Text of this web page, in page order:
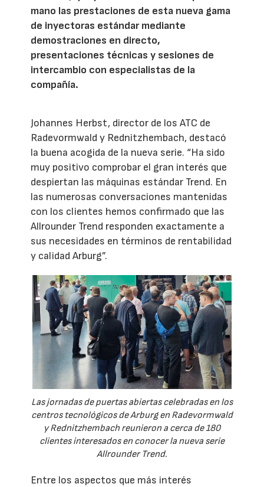
mano las prestaciones de esta nueva gama
de inyectoras estándar mediante
demostraciones en directo,
presentaciones técnicas y sesiones de
intercambio con especialistas de la
compañía.
Johannes Herbst, director de los ATC de
Radevormwald y Rednitzhembach, destacó
la buena acogida de la nueva serie. “Ha sido
muy positivo comprobar el gran interés que
despiertan las máquinas estándar Trend. En
las numerosas conversaciones mantenidas
con los clientes hemos confirmado que las
Allrounder Trend responden exactamente a
sus necesidades en términos de rentabilidad
y calidad Arburg”.
Las jornadas de puertas abiertas celebradas en los
centros tecnológicos de Arburg en Radevormwald
y Rednitzhembach reunieron a cerca de 180
clientes interesados en conocer la nueva serie
Allrounder Trend.
Entre los aspectos que más interés